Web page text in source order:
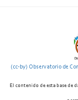
(cc-by) Observatorio de
El contenido de esta base de